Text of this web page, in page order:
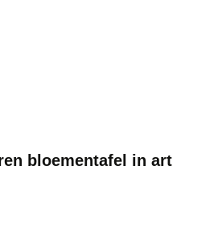
bloementafel in art